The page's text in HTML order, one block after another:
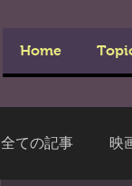
Home
全ての記事 映